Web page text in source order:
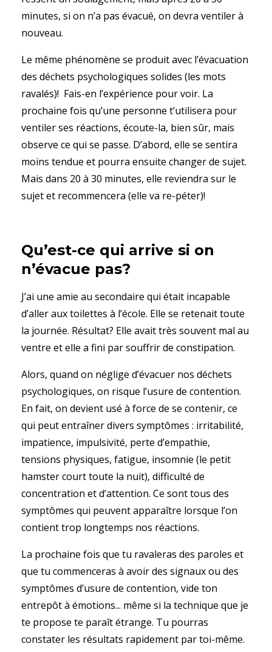
minutes, si on n’a pas évacué, on devra ventiler à
nouveau.
Le même phénomène se produit avec l’évacuation
des déchets psychologiques solides (les mots
ravalés)! Fais-en l’expérience pour voir. La
prochaine fois qu’une personne t’utilisera pour
ventiler ses réactions, écoute-la, bien sûr, mais
observe ce qui se passe. D’abord, elle se sentira
moins tendue et pourra ensuite changer de sujet.
Mais dans 20 à 30 minutes, elle reviendra sur le
sujet et recommencera (elle va re-péter)!
Qu’est-ce qui arrive si on
n’évacue pas?
J’ai une amie au secondaire qui était incapable
d’aller aux toilettes à l’école. Elle se retenait toute
la journée. Résultat? Elle avait très souvent mal au
ventre et elle a fini par souffrir de constipation.
Alors, quand on néglige d’évacuer nos déchets
psychologiques, on risque l’usure de contention.
En fait, on devient usé à force de se contenir, ce
qui peut entraîner divers symptômes : irritabilité,
impatience, impulsivité, perte d’empathie,
tensions physiques, fatigue, insomnie (le petit
hamster court toute la nuit), difficulté de
concentration et d’attention. Ce sont tous des
symptômes qui peuvent apparaître lorsque l’on
contient trop longtemps nos réactions.
La prochaine fois que tu ravaleras des paroles et
que tu commenceras à avoir des signaux ou des
symptômes d’usure de contention, vide ton
entrepôt à émotions... même si la technique que je
te propose te paraît étrange. Tu pourras
constater les résultats rapidement par toi-même.